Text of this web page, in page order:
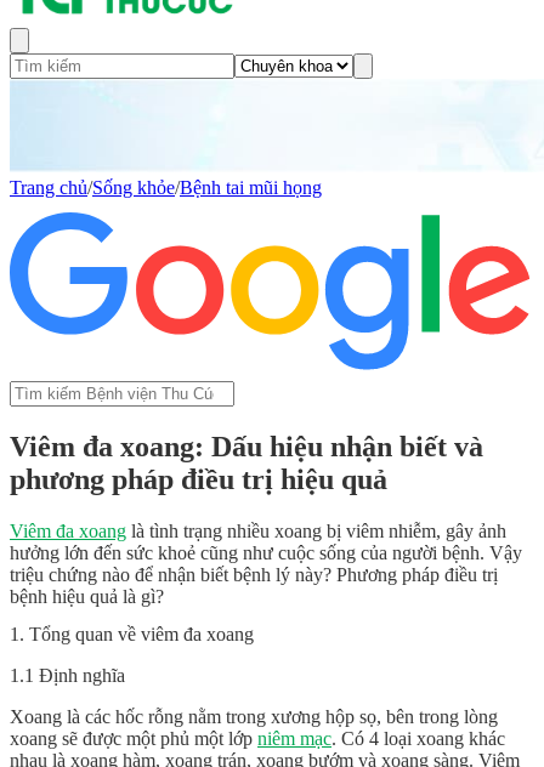
Trang chủ/Sống khỏe/Bệnh tai mũi họng
Viêm đa xoang: Dấu hiệu nhận biết và
phương pháp điều trị hiệu quả
Viêm đa xoang là tình trạng nhiều xoang bị viêm nhiễm, gây ảnh
hưởng lớn đến sức khoẻ cũng như cuộc sống của người bệnh. Vậy
triệu chứng nào để nhận biết bệnh lý này? Phương pháp điều trị
bệnh hiệu quả là gì?
1. Tổng quan về viêm đa xoang
1.1 Định nghĩa
Xoang là các hốc rỗng nằm trong xương hộp sọ, bên trong lòng
xoang sẽ được một phủ một lớp niêm mạc. Có 4 loại xoang khác
nhau là xoang hàm, xoang trán, xoang bướm và xoang sàng. Viêm